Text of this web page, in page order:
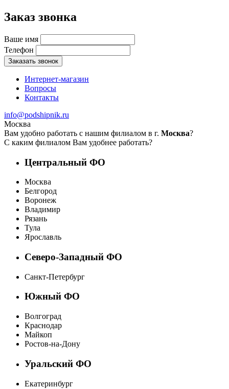
Заказ звонка
Ваше имя
Телефон
Заказать звонок
Интернет-магазин
Вопросы
Контакты
info@podshipnik.ru
Москва
Вам удобно работать с нашим филиалом в г. Москва?
С каким филиалом Вам удобнее работать?
Центральный ФО
Москва
Белгород
Воронеж
Владимир
Рязань
Тула
Ярославль
Северо-Западный ФО
Санкт-Петербург
Южный ФО
Волгоград
Краснодар
Майкоп
Ростов-на-Дону
Уральский ФО
Екатеринбург